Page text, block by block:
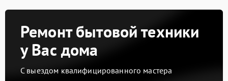
Ремонт бытовой техники
у Вас дома
С выездом квалифицированного мастера